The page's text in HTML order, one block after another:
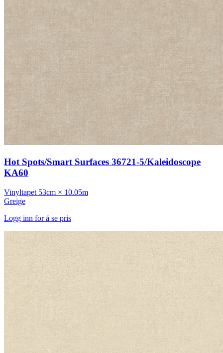
Hot Spots/Smart Surfaces 36721-5/Kaleidoscope
KA60
Vinyltapet 53cm × 10.05m
Greige
Logg inn for å se pris